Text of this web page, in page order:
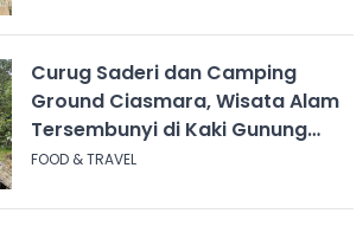
Curug Saderi dan Camping
Ground Ciasmara, Wisata Alam
Tersembunyi di Kaki Gunung
Salak
FOOD & TRAVEL